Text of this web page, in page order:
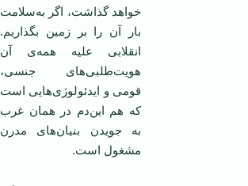
خواهد گذاشت، اگر به‌سلامت
بار آن را بر زمین بگذاریم.
انقلابی علیه همه‌ی آن
هویت‌طلبی‌های جنسی،
قومی و ایدئولوژی‌هایی است
که هم این‌دم در همان غرب
به جویدن بنیان‌های مدرن
مشغول است.